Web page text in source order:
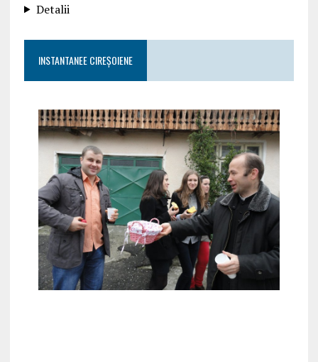
Detalii
INSTANTANEE CIREȘOIENE